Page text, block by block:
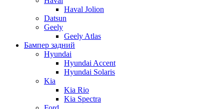
Haval Jolion
Datsun
Geely
Geely Atlas
Бампер задний
Hyundai
Hyundai Accent
Hyundai Solaris
Kia
Kia Rio
Kia Spectra